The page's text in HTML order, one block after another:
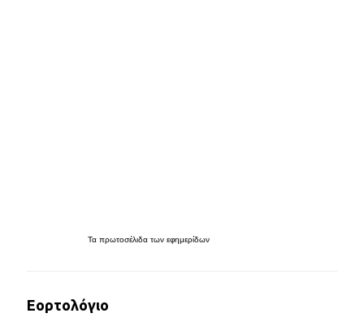
Τα πρωτοσέλιδα των εφημερίδων
Εορτολόγιο